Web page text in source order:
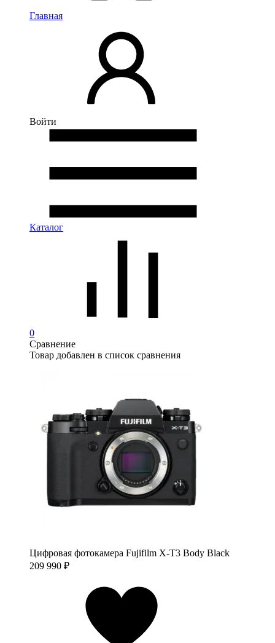
Главная
Войти
Каталог
0
Сравнение
Товар добавлен в список сравнения
Цифровая фотокамера Fujifilm X-T3 Body Black
209 990 ₽